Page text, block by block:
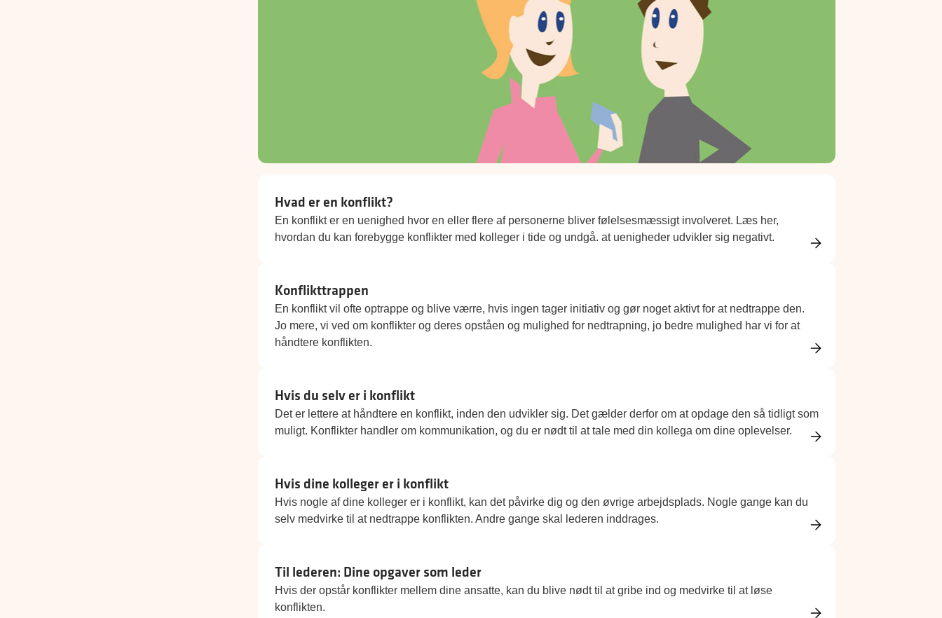
Hvad er en konflikt?
En konflikt er en uenighed hvor en eller flere af personerne bliver følelsesmæssigt involveret. Læs her,
hvordan du kan forebygge konflikter med kolleger i tide og undgå. at uenigheder udvikler sig negativt.
Konflikttrappen
En konflikt vil ofte optrappe og blive værre, hvis ingen tager initiativ og gør noget aktivt for at nedtrappe den.
Jo mere, vi ved om konflikter og deres opståen og mulighed for nedtrapning, jo bedre mulighed har vi for at
håndtere konflikten.
Hvis du selv er i konflikt
Det er lettere at håndtere en konflikt, inden den udvikler sig. Det gælder derfor om at opdage den så tidligt som
muligt. Konflikter handler om kommunikation, og du er nødt til at tale med din kollega om dine oplevelser.
Hvis dine kolleger er i konflikt
Hvis nogle af dine kolleger er i konflikt, kan det påvirke dig og den øvrige arbejdsplads. Nogle gange kan du
selv medvirke til at nedtrappe konflikten. Andre gange skal lederen inddrages.
Til lederen: Dine opgaver som leder
Hvis der opstår konflikter mellem dine ansatte, kan du blive nødt til at gribe ind og medvirke til at løse
konflikten.